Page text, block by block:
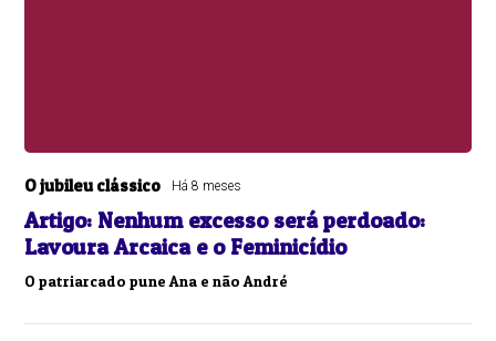
O jubileu clássico Há 8 meses
Artigo: Nenhum excesso será perdoado:
Lavoura Arcaica e o Feminicídio
O patriarcado pune Ana e não André